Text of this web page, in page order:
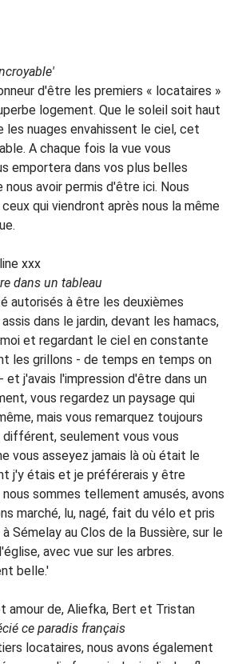
d'être les premiers « locataires »
logement. Que le soleil soit haut
les nuages envahissent le ciel, cet
A chaque fois la vue vous
emportera dans vos plus belles
nous avoir permis d'être ici. Nous
qui viendront après nous la même
xxx
dans un tableau
autorisés à être les deuxièmes
dans le jardin, devant les hamacs,
et regardant le ciel en constante
les grillons - de temps en temps on
et j'avais l'impression d'être dans un
vous regardez un paysage qui
mais vous remarquez toujours
seulement vous vous
vous asseyez jamais là où était le
j'y étais et je préférerais y être
sommes tellement amusés, avons
marché, lu, nagé, fait du vélo et pris
Sémelay au Clos de la Bussière, sur le
avec vue sur les arbres.
belle.'
amour de, Aliefka, Bert et Tristan
ce paradis français
locataires, nous avons également